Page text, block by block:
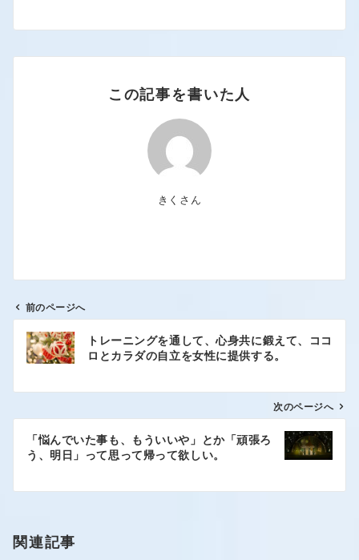
この記事を書いた人
きくさん
前のページへ
トレーニングを通して、心身共に鍛えて、ココ
ロとカラダの自立を女性に提供する。
次のページへ
「悩んでいた事も、もういいや」とか「頑張ろ
う、明日」って思って帰って欲しい。
関連記事